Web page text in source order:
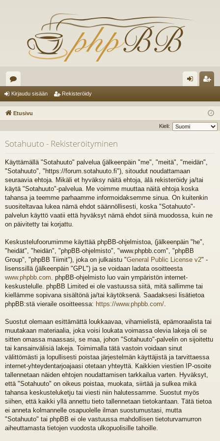
es
ku
ua
lu
ee
t
au
du
sä
ist
er
dy
Kirjaudu sisään Rekisteröidy
Etusivu
Kieli:
Sotahuuto - Rekisteröityminen
Käyttämällä "Sotahuuto" palvelua (jälkeenpäin "me", "meitä", "meidän",
"Sotahuuto", "https://forum.sotahuuto.fi"), sitoudut noudattamaan
seuraavia ehtoja. Mikäli et hyväksy näitä ehtoja, älä rekisteröidy ja/tai
käytä "Sotahuuto"-palvelua. Me voimme muuttaa näitä ehtoja koska
tahansa ja teemme parhaamme informoidaksemme sinua. On kuitenkin
suositeltavaa lukea nämä ehdot säännöllisesti, koska "Sotahuuto"-
palvelun käyttö vaatii että hyväksyt nämä ehdot siinä muodossa, kuin ne
on päivitetty tai korjattu.
Keskustelufoorumimme käyttää phpBB-ohjelmistoa, (jälkeenpäin "he",
"heidät", "heidän", "phpBB-ohjelmisto", "www.phpbb.com", "phpBB
Group", "phpBB Tiimit"), joka on julkaistu "General Public License v2" -
lisenssillä (jälkeenpäin "GPL") ja se voidaan ladata osoitteesta
www.phpbb.com . phpBB-ohjelmisto luo vain ympäristön internet-
keskustelulle. phpBB Limited ei ole vastuussa siitä, mitä sallimme tai
kiellämme sopivana sisältönä ja/tai käytöksenä. Saadaksesi lisätietoa
phpBB:stä vieraile osoitteessa: https://www.phpbb.com/
Suostut olemaan esittämättä loukkaavaa, vihamielistä, epämoraalista tai
muutakaan materiaalia, joka voisi loukata voimassa olevia lakeja oli se
sitten omassa maassasi, se maa, johon "Sotahuuto"-palvelin on sijoitettu
tai kansainvälisiä lakeja. Toimimalla tätä vastoin voidaan sinut
välittömästi ja lopullisesti poistaa järjestelmän käyttäjistä ja tarvittaessa
internet-yhteydentarjoajaasi otetaan yhteyttä. Kaikkien viestien IP-osoite
tallennetaan näiden ehtojen noudattamisen tarkkailua varten. Hyväksyt,
että "Sotahuuto" on oikeus poistaa, muokata, siirtää ja sulkea mikä
tahansa keskusteluketju tai viesti niin halutessamme. Suostut myös
siihen, että kaikki yllä annettu tieto tallennetaan tietokantaan. Tätä tietoa
ei anneta kolmannelle osapuolelle ilman suostumustasi, mutta
"Sotahuuto" tai phpBB ei ole vastuussa mahdollisen tietoturvamurron
aiheuttamasta tietojen vuodosta ulkopuolisille tahoille.